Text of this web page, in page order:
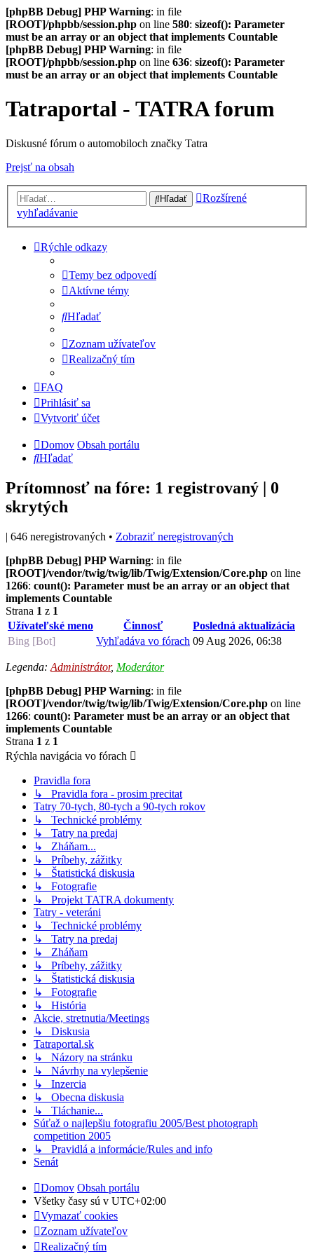
[phpBB Debug] PHP Warning: in file
[ROOT]/phpbb/session.php on line 580: sizeof(): Parameter
must be an array or an object that implements Countable
[phpBB Debug] PHP Warning: in file
[ROOT]/phpbb/session.php on line 636: sizeof(): Parameter
must be an array or an object that implements Countable
Tatraportal - TATRA forum
Diskusné fórum o automobiloch značky Tatra
Prejsť na obsah
Hľadať
Rozšírené
vyhľadávanie
Rýchle odkazy
Temy bez odpovedí
Aktívne témy
Hľadať
Zoznam užívateľov
Realizačný tím
FAQ
Prihlásiť sa
Vytvoriť účet
Domov Obsah portálu
Hľadať
Prítomnosť na fóre: 1 registrovaný | 0
skrytých
| 646 neregistrovaných • Zobraziť neregistrovaných
[phpBB Debug] PHP Warning: in file
[ROOT]/vendor/twig/twig/lib/Twig/Extension/Core.php on line
1266: count(): Parameter must be an array or an object that
implements Countable
Strana 1 z 1
Užívateľské meno
Činnosť
Posledná aktualizácia
Bing [Bot]
Vyhľadáva vo fórach 09 Aug 2026, 06:38
Legenda: Administrátor, Moderátor
[phpBB Debug] PHP Warning: in file
[ROOT]/vendor/twig/twig/lib/Twig/Extension/Core.php on line
1266: count(): Parameter must be an array or an object that
implements Countable
Strana 1 z 1
Rýchla navigácia vo fórach
Pravidla fora
↳ Pravidla fora - prosim precitat
Tatry 70-tych, 80-tych a 90-tych rokov
↳ Technické problémy
↳ Tatry na predaj
↳ Zháňam...
↳ Príbehy, zážitky
↳ Štatistická diskusia
↳ Fotografie
↳ Projekt TATRA dokumenty
Tatry - veteráni
↳ Technické problémy
↳ Tatry na predaj
↳ Zháňam
↳ Príbehy, zážitky
↳ Štatistická diskusia
↳ Fotografie
↳ História
Akcie, stretnutia/Meetings
↳ Diskusia
Tatraportal.sk
↳ Názory na stránku
↳ Návrhy na vylepšenie
↳ Inzercia
↳ Obecna diskusia
↳ Tláchanie...
Súťaž o najlepšiu fotografiu 2005/Best photograph
competition 2005
↳ Pravidlá a informácie/Rules and info
Senát
Domov Obsah portálu
Všetky časy sú v UTC+02:00
Vymazať cookies
Zoznam užívateľov
Realizačný tím